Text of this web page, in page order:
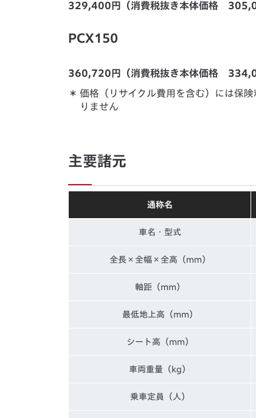
329,400円（消費税抜き本体価格
PCX150
360,720円（消費税抜き本体価格
＊ 価格（リサイクル費用を含む）には保
りません
主要諸元
通称名
車名・型式
全長×全幅×全高（mm）
軸距（mm）
最低地上高（mm）
シート高（mm）
車両重量（kg）
乗車定員（人）